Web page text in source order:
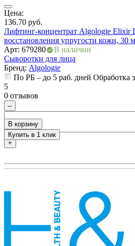
Цена:
136.70 руб.
Лифтинг-концентрат Algologie Elixir
восстановления упругости кожи, 30
Арт: 679280
В наличии
Сыворотки для лица
Бренд: Algologie
По РБ – до 5 раб. дней Обработка
5
0 отзывов
–
+
В корзину
Купить в 1 клик